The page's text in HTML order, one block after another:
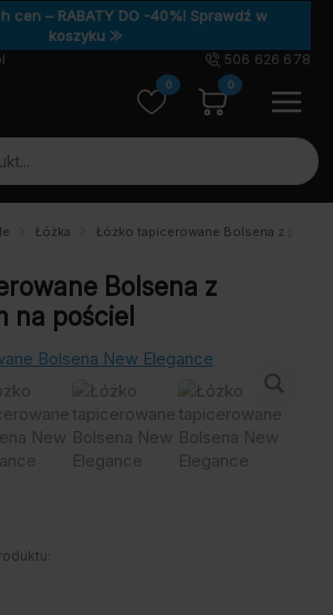
cen – RABATY DO -40%! Sprawdź w
koszyku ⨠
506 626 678
0 0
Łóżka Łóżko tapicerowane Bolsena z
Bolsena z
na pościel